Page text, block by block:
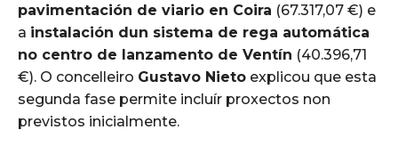
pavimentación de viario en Coira (67.317,07 €) e
a instalación dun sistema de rega automática
no centro de lanzamento de Ventín (40.396,71
€). O concelleiro Gustavo Nieto explicou que esta
segunda fase permite incluír proxectos non
previstos inicialmente.